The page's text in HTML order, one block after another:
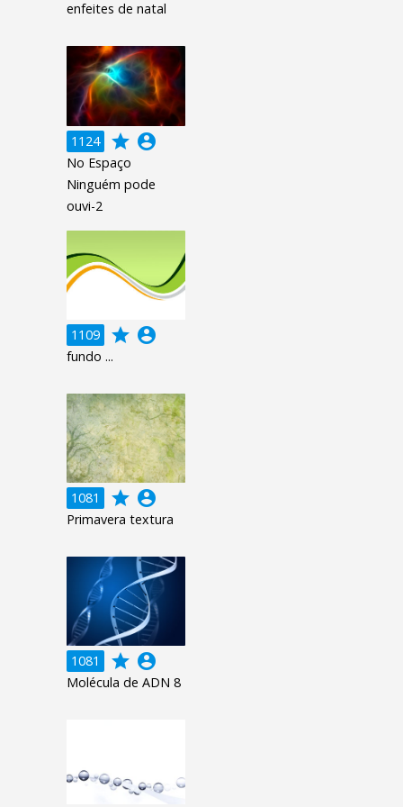
enfeites de natal
1124 grade account_circle
No Espaço
Ninguém pode
ouvi-2
1109 grade account_circle
fundo ...
1081 grade account_circle
Primavera textura
1081 grade account_circle
Molécula de ADN 8